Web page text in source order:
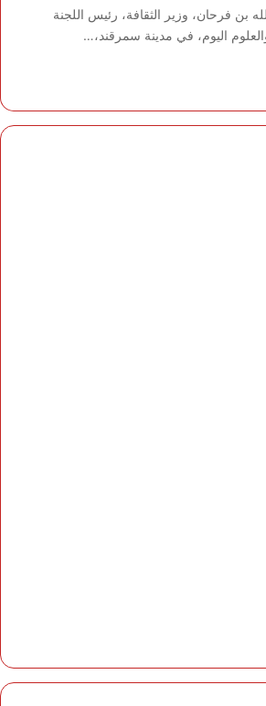
بن فرحان، وزير الثقافة، رئيس اللجنة
والعلوم اليوم، في مدينة سمرقند،…